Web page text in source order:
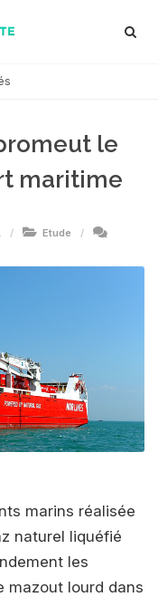
le
maritime
Etude
marins réalisée
naturel liquéfié
les
mazout lourd dans